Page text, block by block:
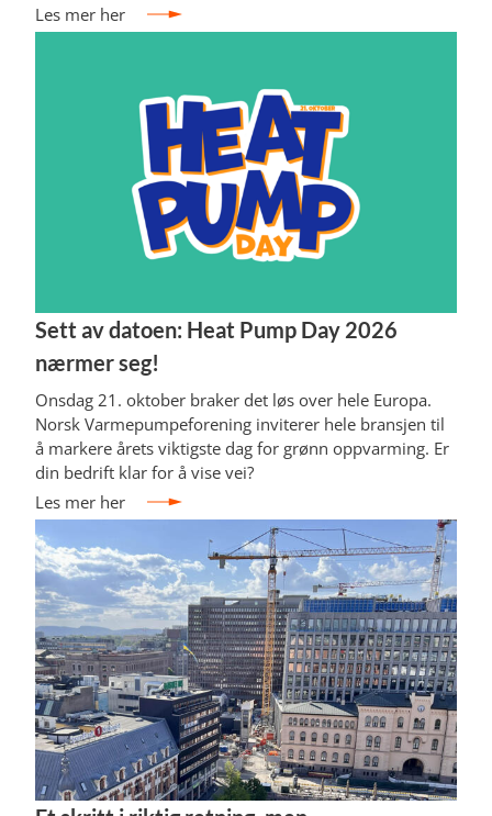
Les mer her
Sett av datoen: Heat Pump Day 2026
nærmer seg!
Onsdag 21. oktober braker det løs over hele Europa.
Norsk Varmepumpeforening inviterer hele bransjen til
å markere årets viktigste dag for grønn oppvarming. Er
din bedrift klar for å vise vei?
Les mer her